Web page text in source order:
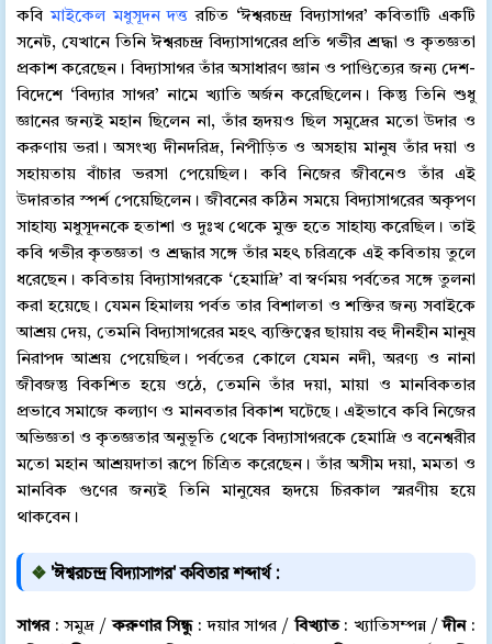
কবিমাইকেল মধুসূদন দত্ত রচিত ‘ঈশ্বরচন্দ্র বিদ্যাসাগর’ কবিতাটি একটি
সনেট, যেখানে তিনি ঈশ্বরচন্দ্র বিদ্যাসাগরের প্রতি গভীর শ্রদ্ধা ও কৃতজ্ঞতা
প্রকাশ করেছেন। বিদ্যাসাগর তাঁর অসাধারণ জ্ঞান ও পাণ্ডিত্যের জন্য দেশ-
বিদেশে ‘বিদ্যার সাগর’ নামে খ্যাতি অর্জন করেছিলেন। কিন্তু তিনি শুধু
জ্ঞানের জন্যই মহান ছিলেন না, তাঁর হৃদয়ও ছিল সমুদ্রের মতো উদার ও
করুণায় ভরা। অসংখ্য দীনদরিদ্র, নিপীড়িত ও অসহায় মানুষ তাঁর দয়া ও
সহায়তায় বাঁচার ভরসা পেয়েছিল। কবি নিজের জীবনেও তাঁর এই
উদারতার স্পর্শ পেয়েছিলেন। জীবনের কঠিন সময়ে বিদ্যাসাগরের অকৃপণ
সাহায্য মধুসূদনকে হতাশা ও দুঃখ থেকে মুক্ত হতে সাহায্য করেছিল। তাই
কবি গভীর কৃতজ্ঞতা ও শ্রদ্ধার সঙ্গে তাঁর মহৎ চরিত্রকে এই কবিতায় তুলে
ধরেছেন। কবিতায় বিদ্যাসাগরকে ‘হেমাদ্রি’ বা স্বর্ণময় পর্বতের সঙ্গে তুলনা
করা হয়েছে। যেমন হিমালয় পর্বত তার বিশালতা ও শক্তির জন্য সবাইকে
আশ্রয় দেয়, তেমনি বিদ্যাসাগরের মহৎ ব্যক্তিত্বের ছায়ায় বহু দীনহীন মানুষ
নিরাপদ আশ্রয় পেয়েছিল। পর্বতের কোলে যেমন নদী, অরণ্য ও নানা
জীবজন্তু বিকশিত হয়ে ওঠে, তেমনি তাঁর দয়া, মায়া ও মানবিকতার
প্রভাবে সমাজে কল্যাণ ও মানবতার বিকাশ ঘটেছে। এইভাবে কবি নিজের
অভিজ্ঞতা ও কৃতজ্ঞতার অনুভূতি থেকে বিদ্যাসাগরকে হেমাদ্রি ও বনেশ্বরীর
মতো মহান আশ্রয়দাতা রূপে চিত্রিত করেছেন। তাঁর অসীম দয়া, মমতা ও
মানবিক গুণের জন্যই তিনি মানুষের হৃদয়ে চিরকাল স্মরণীয় হয়ে
থাকবেন।
❖ 'ঈশ্বরচন্দ্র বিদ্যাসাগর' কবিতার শব্দার্থ :
সাগর : সমুদ্র / করুণার সিন্ধু: দয়ার সাগর / বিখ্যাত : খ্যাতিসম্পন্ন /দীন :